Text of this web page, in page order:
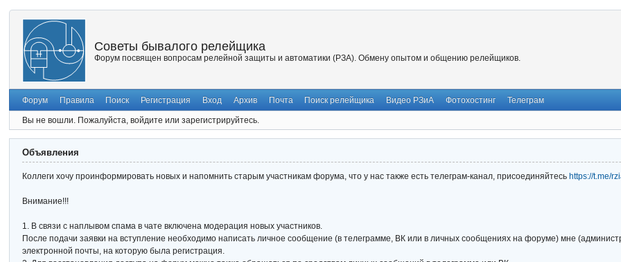
Советы бывалого релейщика
Форум посвящен вопросам релейной защиты и автоматики (РЗА). Обмену опытом и общению релейщиков.
Форум Правила Поиск Регистрация Вход Архив Почта Поиск релейщика Видео РЗиА Фотохостинг Телеграм
Вы не вошли. Пожалуйста, войдите или зарегистрируйтесь.
Объявления
Коллеги хочу проинформировать новых и напомнить старым участникам форума, что у нас также есть телеграм-канал, присоединяйтесь https://t.me/
Внимание!!!
1. В связи с наплывом спама в чате включена модерация новых участников.
После подачи заявки на вступление необходимо написать личное сообщение (в телеграмме, ВК или в личных сообщениях на форуме) мне
электронной почты, на которую была регистрация.